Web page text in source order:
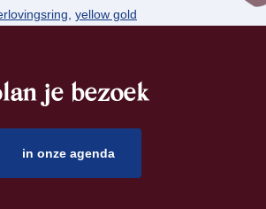
, yellow gold
je bezoek
in onze agenda